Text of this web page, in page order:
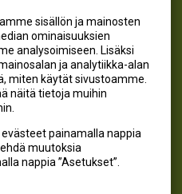
sisällön ja mainosten
ominaisuuksien
analysoimiseen. Lisäksi
ja analytiikka-alan
miten käytät sivustoamme.
näitä tietoja muihin
painamalla nappia
muutoksia
nappia ”Asetukset”.
MEITÄ
Oy